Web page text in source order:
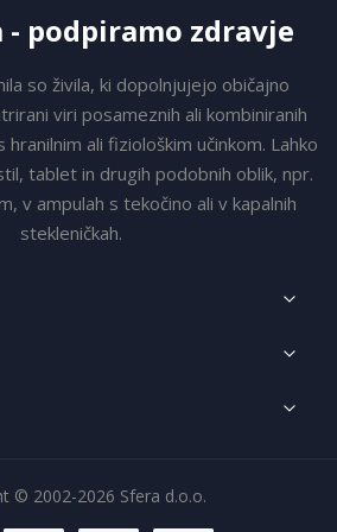
podpiramo zdravje
so živila, ki dopolnjujejo običajno
viri posameznih ali kombiniranih
hranilnim ali fiziološkim učinkom. Lahko
tablet in drugih podobnih oblik, npr.
v ampulah s tekočino ali v kapalnih
stekleničkah.
© 2002-2026 Sfera d.o.o.